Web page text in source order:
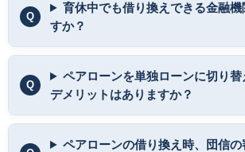
育休中でも借り換えできる金融機
すか？
ペアローンを単独ローンに切り替
デメリットはありますか？
ペアローンの借り換え時、団信の